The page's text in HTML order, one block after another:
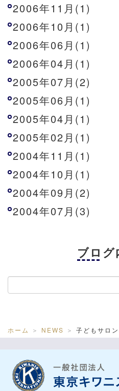
2006年11月(1)
2006年10月(1)
2006年06月(1)
2006年04月(1)
2005年07月(2)
2005年06月(1)
2005年04月(1)
2005年02月(1)
2004年11月(1)
2004年10月(1)
2004年09月(2)
2004年07月(3)
ブログ
ホーム NEWS 子どもサロ